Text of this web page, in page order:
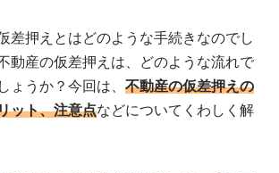
差押えとはどのような手続きなのでし
動産の仮差押えは、どのような流れで
ょうか？今回は、 不動産の仮差押えの
ット、注意点などについてくわしく解